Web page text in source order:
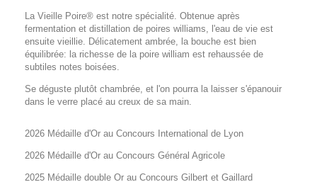
La Vieille Poire® est notre spécialité. Obtenue après
fermentation et distillation de poires williams, l'eau de vie est
ensuite vieillie. Délicatement ambrée, la bouche est bien
équilibrée: la richesse de la poire william est rehaussée de
subtiles notes boisées.
Se déguste plutôt chambrée, et l'on pourra la laisser s'épanouir
dans le verre placé au creux de sa main.
2026 Médaille d'Or au Concours International de Lyon
2026 Médaille d'Or au Concours Général Agricole
2025 Médaille double Or au Concours Gilbert et Gaillard